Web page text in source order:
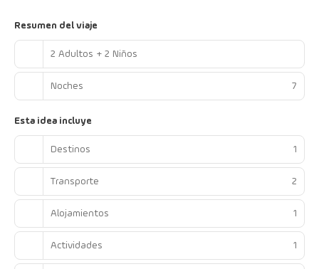
Resumen del viaje
2 Adultos + 2 Niños
Noches 7
Esta idea incluye
Destinos 1
Transporte 2
Alojamientos 1
Actividades 1